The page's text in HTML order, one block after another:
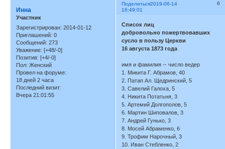
Поделиться 6
2019-06-14
16:49:01
Инна
Участник
Зарегистрирован: 2014-01-12
Приглашений: 0
Сообщений: 273
Уважение: [+48/-0]
Позитив: [+4/-0]
Пол: Женский
Провел на форуме:
18 дней 2 часа
Последний визит:
Вчера 21:01:55
Список лиц
добровольно пожертвовавших
сусло в пользу Церкви
16 августа 1873 года
имя и фамилия -- число ведер
1. Микита Г. Абрамов, 40
2. Патап Ал. Щедринский, 5
3. Савелий Галоха, 5
4. Никита Потатьня, 3
5. Артемий Долгополов, 5
6. Мартин Шиповалов, 3
7. Андрей Гунько, 3
8. Мосей Абраменко, 6
9. Трофим Нарочный, 3
10. Иван Стебленко, 2